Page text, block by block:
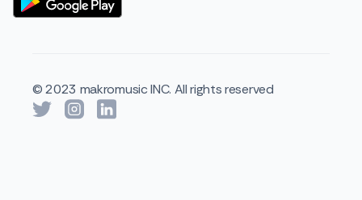
© 2023 makromusic INC. All rights reserved